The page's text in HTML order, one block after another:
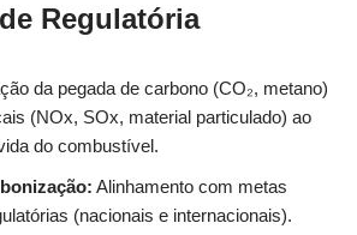
Regulatória
da pegada de carbono (CO₂, metano)
(NOx, SOx, material particulado) ao
do combustível.
Alinhamento com metas
(nacionais e internacionais).